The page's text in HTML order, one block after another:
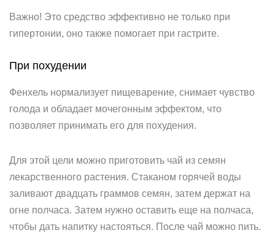
Важно! Это средство эффективно не только при
гипертонии, оно также помогает при гастрите.
При похудении
Фенхель нормализует пищеварение, снимает чувство
голода и обладает мочегонным эффектом, что
позволяет принимать его для похудения.
Для этой цели можно приготовить чай из семян
лекарственного растения. Стаканом горячей воды
заливают двадцать граммов семян, затем держат на
огне полчаса. Затем нужно оставить еще на полчаса,
чтобы дать напитку настояться. После чай можно пить.